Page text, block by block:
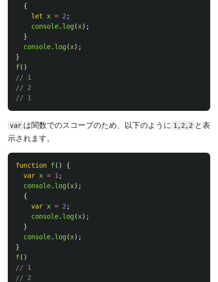
{
let
x = 2 ;
console. log(x);
}
console. log(x);
}
f()
// 1
// 2
// 1
var は関数でのスコープのため、以下のように 1,2,2 と表
示されます。
function f()
{
var x = 1 ;
console. log(x);
{
var x = 2 ;
console. log(x);
}
console. log(x);
}
f()
// 1
// 2